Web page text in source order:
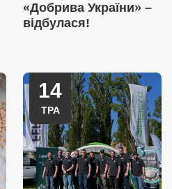
«Добрива України» –
відбулася!
14
ТРА